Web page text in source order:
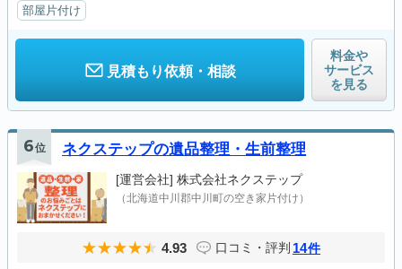
部屋片付け
見積もり依頼・相談
料金や
サービス
を見る
6位 ネクステップの遺品整理・生前整理
[運営会社] 株式会社ネクステップ
（北海道中川郡中川町の空き家片付け）
4.93 口コミ・評判 14件